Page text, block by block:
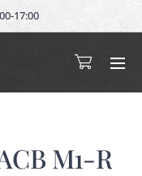
17:00
M1-R